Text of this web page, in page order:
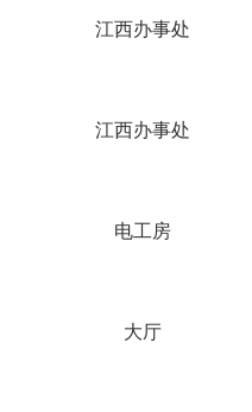
江西办事处
江西办事处
电工房
大厅